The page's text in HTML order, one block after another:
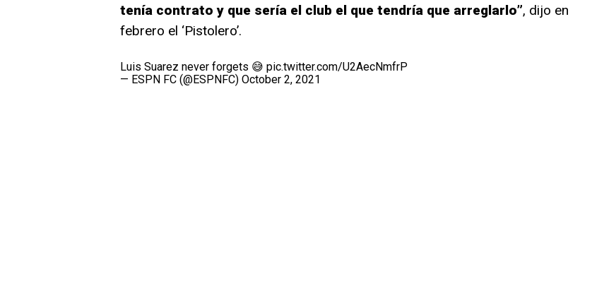
tenía contrato y que sería el club el que tendría que arreglarlo”, dijo en
febrero el ‘Pistolero’.
Luis Suarez never forgets 😅 pic.twitter.com/U2AecNmfrP
— ESPN FC (@ESPNFC) October 2, 2021